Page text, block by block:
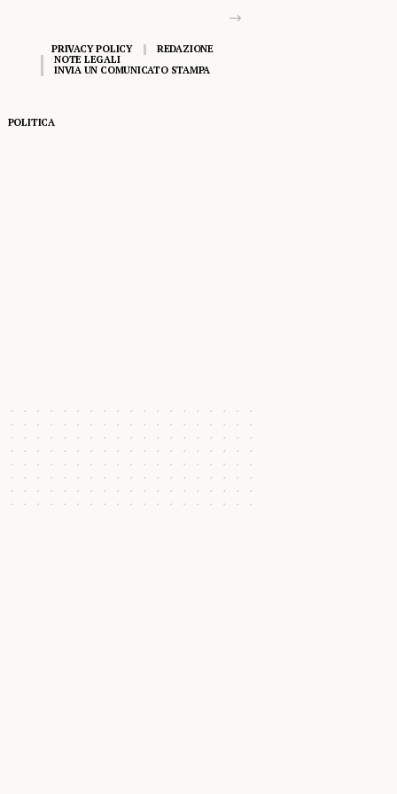
PRIVACY POLICY
REDAZIONE
NOTE LEGALI
INVIA UN COMUNICATO STAMPA
POLITICA